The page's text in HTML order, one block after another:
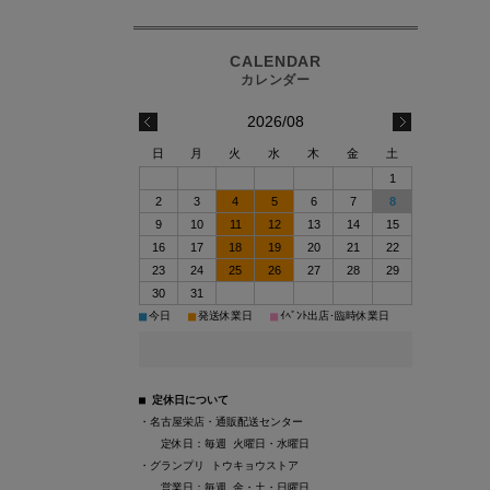
2026/08
日 月 火 水 木 金
土
1
2
3 4 5 6 7
8
9
10 11 12 13 14
15
16
17 18 19 20 21
22
23
24 25 26 27 28
29
30
31
■今日 ■発送休業日 ■ｲﾍﾞﾝﾄ出店･臨時休業日
■ 定休日について
・名古屋栄店・通販配送センター
定休日：毎週 火曜日・水曜日
・グランプリ トウキョウストア
営業日：毎週 金・土・日曜日